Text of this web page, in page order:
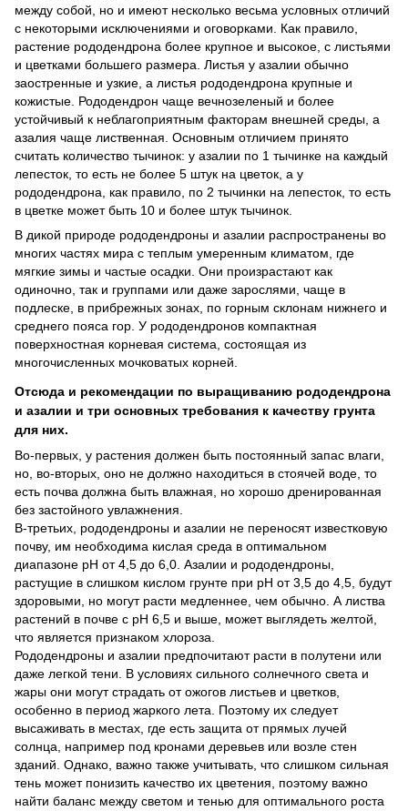
между собой, но и имеют несколько весьма условных отличий
с некоторыми исключениями и оговорками. Как правило,
растение рододендрона более крупное и высокое, с листьями
и цветками большего размера. Листья у азалии обычно
заостренные и узкие, а листья рододендрона крупные и
кожистые. Рододендрон чаще вечнозеленый и более
устойчивый к неблагоприятным факторам внешней среды, а
азалия чаще лиственная. Основным отличием принято
считать количество тычинок: у азалии по 1 тычинке на каждый
лепесток, то есть не более 5 штук на цветок, а у
рододендрона, как правило, по 2 тычинки на лепесток, то есть
в цветке может быть 10 и более штук тычинок.
В дикой природе рододендроны и азалии распространены во
многих частях мира с теплым умеренным климатом, где
мягкие зимы и частые осадки. Они произрастают как
одиночно, так и группами или даже зарослями, чаще в
подлеске, в прибрежных зонах, по горным склонам нижнего и
среднего пояса гор. У рододендронов компактная
поверхностная корневая система, состоящая из
многочисленных мочковатых корней.
Отсюда и рекомендации по выращиванию рододендрона
и азалии и три основных требования к качеству грунта
для них.
Во-первых, у растения должен быть постоянный запас влаги,
но, во-вторых, оно не должно находиться в стоячей воде, то
есть почва должна быть влажная, но хорошо дренированная
без застойного увлажнения.
В-третьих, рододендроны и азалии не переносят известковую
почву, им необходима кислая среда в оптимальном
диапазоне рН от 4,5 до 6,0. Азалии и рододендроны,
растущие в слишком кислом грунте при pH от 3,5 до 4,5, будут
здоровыми, но могут расти медленнее, чем обычно. А листва
растений в почве с pH 6,5 и выше, может выглядеть желтой,
что является признаком хлороза.
Рододендроны и азалии предпочитают расти в полутени или
даже легкой тени. В условиях сильного солнечного света и
жары они могут страдать от ожогов листьев и цветков,
особенно в период жаркого лета. Поэтому их следует
высаживать в местах, где есть защита от прямых лучей
солнца, например под кронами деревьев или возле стен
зданий. Однако, важно также учитывать, что слишком сильная
тень может понизить качество их цветения, поэтому важно
найти баланс между светом и тенью для оптимального роста